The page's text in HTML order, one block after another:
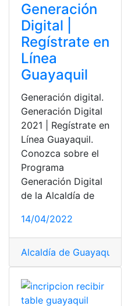
Generación
Digital |
Regístrate en
Línea
Guayaquil
Generación digital.
Generación Digital
2021 | Regístrate en
Línea Guayaquil.
Conozca sobre el
Programa
Generación Digital
de la Alcaldía de
14/04/2022
Alcaldía de Guayaquil